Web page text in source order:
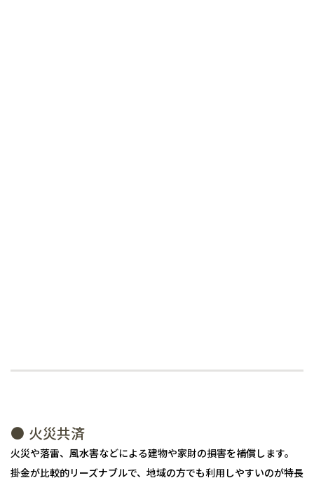
● 火災共済
火災や落雷、風水害などによる建物や家財の損害を補償します。
掛金が比較的リーズナブルで、地域の方でも利用しやすいのが特長